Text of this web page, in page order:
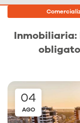
Inmobiliaria:
04
AGO